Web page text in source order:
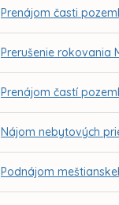
Prenájom časti
Prerušenie rokovania
Prenájom častí
Nájom nebytových
Podnájom